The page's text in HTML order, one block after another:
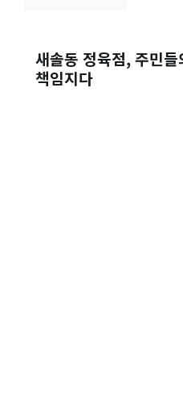
새솔동 정육점, 주민
책임지다